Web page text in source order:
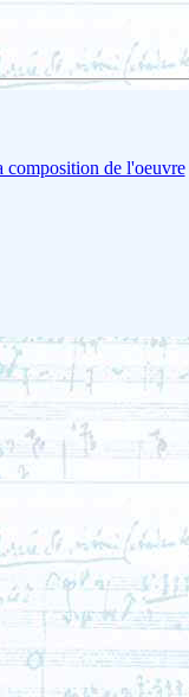
composition de l'oeuvre